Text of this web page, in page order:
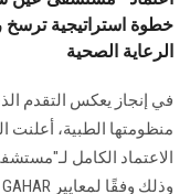
الرعاية الصحية
في إنجاز يعكس التقدم
منظومتها الطبية، أعلنت
الاعتماد الكامل